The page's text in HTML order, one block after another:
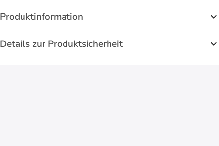
Produktinformation
Details zur Produktsicherheit